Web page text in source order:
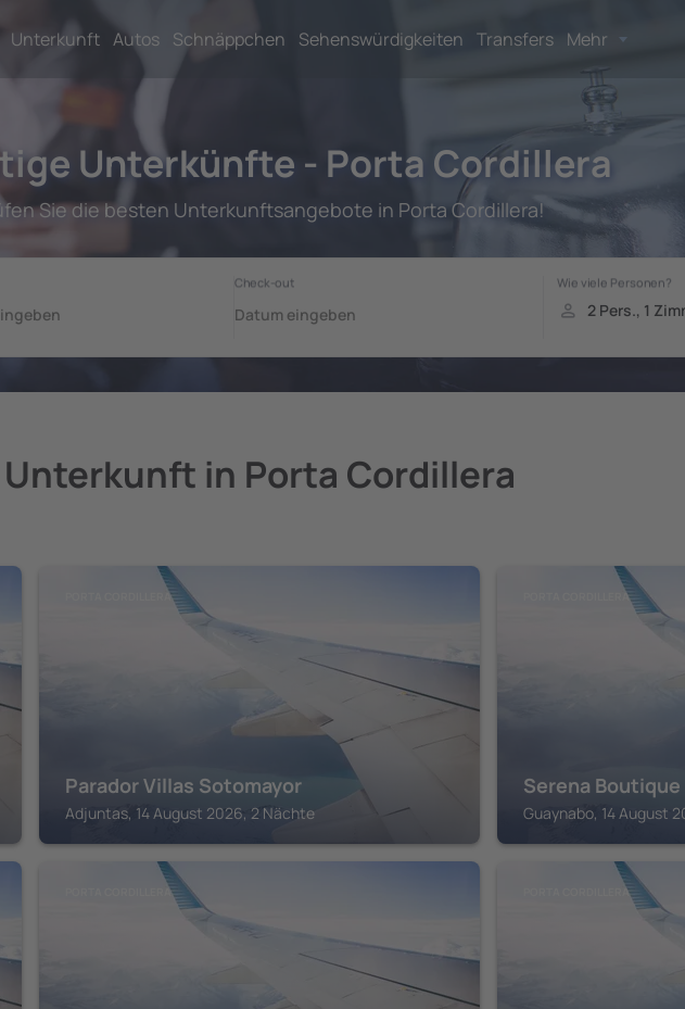
Unterkunft Autos Schnäppchen Sehenswürdigkeiten Transfers Mehr
Unterkünfte - Porta Cordillera
Sie die besten Unterkunftsangebote in Porta Cordillera!
Unterkunft in Porta Cordillera
PORTA CORDILLERA
Parador Villas Sotomayor
Adjuntas, 14 August 2026, 2 Nächte
PORTA CORDILLERA
Serena
Guaynabo, 14 August
PORTA CORDILLERA PORTA CORDILLERA